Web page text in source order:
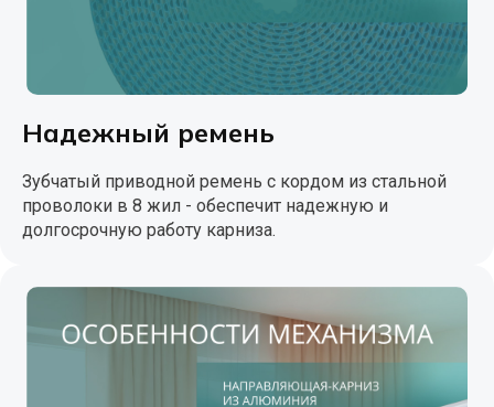
Надежный ремень
Зубчатый приводной ремень с кордом из стальной
проволоки в 8 жил - обеспечит надежную и
долгосрочную работу карниза.